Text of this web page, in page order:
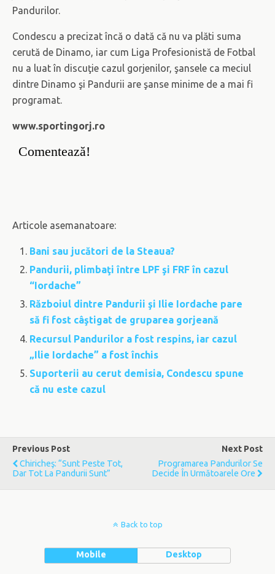
Pandurilor.
Condescu a precizat încă o dată că nu va plăti suma
cerută de Dinamo, iar cum Liga Profesionistă de Fotbal
nu a luat în discuţie cazul gorjenilor, şansele ca meciul
dintre Dinamo şi Pandurii are şanse minime de a mai fi
programat.
www.sportingorj.ro
Comentează!
Articole asemanatoare:
Bani sau jucători de la Steaua?
Pandurii, plimbaţi între LPF şi FRF în cazul
“Iordache”
Războiul dintre Pandurii şi Ilie Iordache pare
să fi fost câştigat de gruparea gorjeană
Recursul Pandurilor a fost respins, iar cazul
„Ilie Iordache” a fost închis
Suporterii au cerut demisia, Condescu spune
că nu este cazul
Previous Post
Chiricheş: “Sunt Peste Tot,
Dar Tot La Pandurii Sunt”
Next Post
Programarea Pandurilor Se
Decide În Următoarele Ore
Back to top
Mobile Desktop